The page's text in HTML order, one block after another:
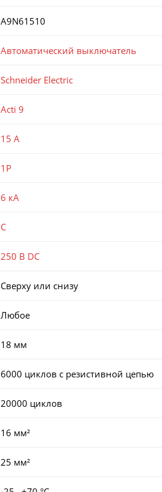
A9N61510
Автоматический выключатель
Schneider Electric
Acti 9
15 А
1P
6 кА
C
250 В DC
Сверху или снизу
Любое
18 мм
6000 циклов с резистивной цепью
20000 циклов
16 мм²
25 мм²